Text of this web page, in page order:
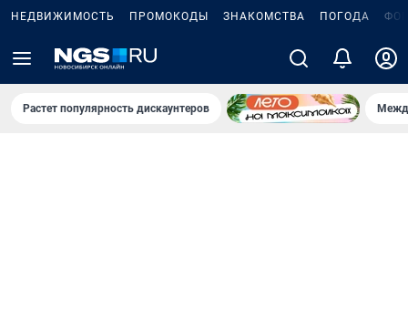
НЕДВИЖИМОСТЬ ПРОМОКОДЫ ЗНАКОМСТВА ПОГОДА
Растет популярность дискаунтеров